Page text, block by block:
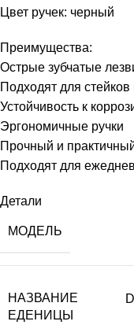
Цвет ручек: черный
Преимущества:
Острые зубчатые
Подходят для
Устойчивость к
Эргономичные ручки
Прочный и
Подходят для
Детали
МОДЕЛЬ
НАЗВАНИЕ
ЕДЕНИЦЫ